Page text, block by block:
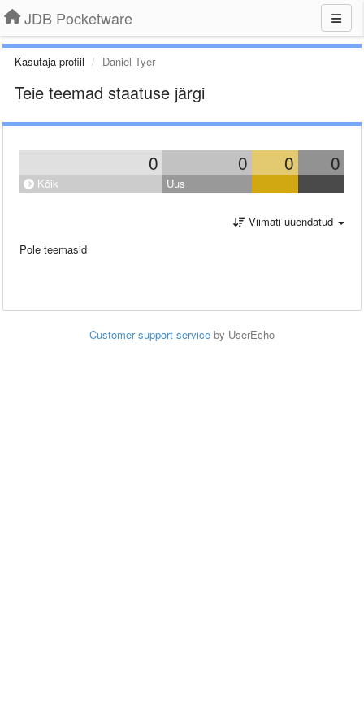
JDB Pocketware
Kasutaja profiil Daniel Tyer
Teie teemad staatuse järgi
0 0 0 0
Kõik Uus
Viimati uuendatud
Pole teemasid
Customer support service by UserEcho